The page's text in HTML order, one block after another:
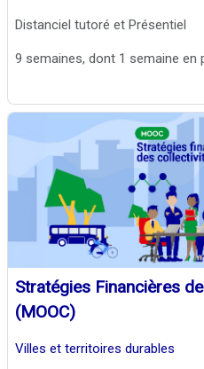
Distanciel tutoré et Présentiel
9 semaines, dont 1 semaine en
Stratégies Financières
(MOOC)
Villes et territoires durables